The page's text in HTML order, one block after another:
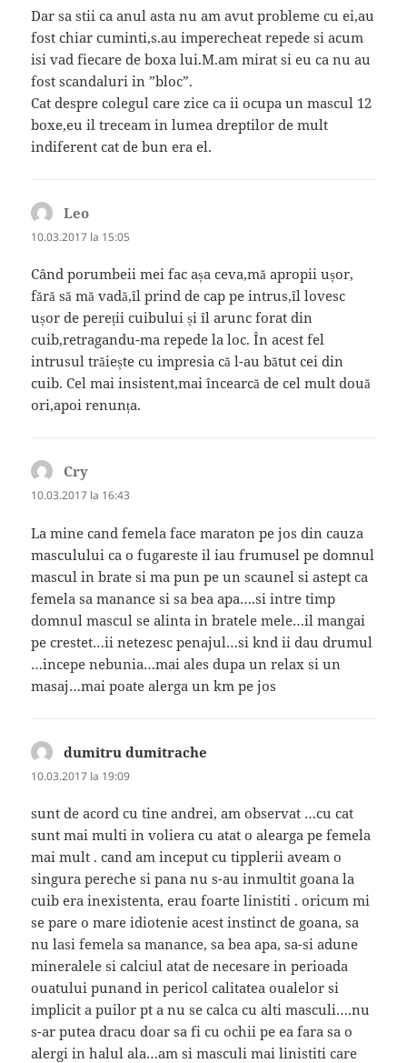
Dar sa stii ca anul asta nu am avut probleme cu ei,au
fost chiar cuminti,s.au imperecheat repede si acum
isi vad fiecare de boxa lui.M.am mirat si eu ca nu au
fost scandaluri in ”bloc”.
Cat despre colegul care zice ca ii ocupa un mascul 12
boxe,eu il treceam in lumea dreptilor de mult
indiferent cat de bun era el.
Leo
10.03.2017 la 15:05
Când porumbeii mei fac așa ceva,mă apropii ușor,
fără să mă vadă,îl prind de cap pe intrus,îl lovesc
ușor de pereții cuibului și îl arunc forat din
cuib,retragandu-ma repede la loc. În acest fel
intrusul trăiește cu impresia că l-au bătut cei din
cuib. Cel mai insistent,mai încearcă de cel mult două
ori,apoi renunța.
Cry
10.03.2017 la 16:43
La mine cand femela face maraton pe jos din cauza
masculului ca o fugareste il iau frumusel pe domnul
mascul in brate si ma pun pe un scaunel si astept ca
femela sa manance si sa bea apa….si intre timp
domnul mascul se alinta in bratele mele…il mangai
pe crestet…ii netezesc penajul…si knd ii dau drumul
…incepe nebunia…mai ales dupa un relax si un
masaj…mai poate alerga un km pe jos
dumitru dumitrache
10.03.2017 la 19:09
sunt de acord cu tine andrei, am observat …cu cat
sunt mai multi in voliera cu atat o alearga pe femela
mai mult . cand am inceput cu tipplerii aveam o
singura pereche si pana nu s-au inmultit goana la
cuib era inexistenta, erau foarte linistiti . oricum mi
se pare o mare idiotenie acest instinct de goana, sa
nu lasi femela sa manance, sa bea apa, sa-si adune
mineralele si calciul atat de necesare in perioada
ouatului punand in pericol calitatea oualelor si
implicit a puilor pt a nu se calca cu alti masculi….nu
s-ar putea dracu doar sa fi cu ochii pe ea fara sa o
alergi in halul ala…am si masculi mai linistiti care